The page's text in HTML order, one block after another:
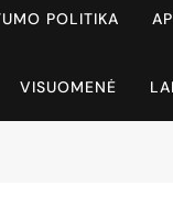
POLITIKA
VISUOMENĖ